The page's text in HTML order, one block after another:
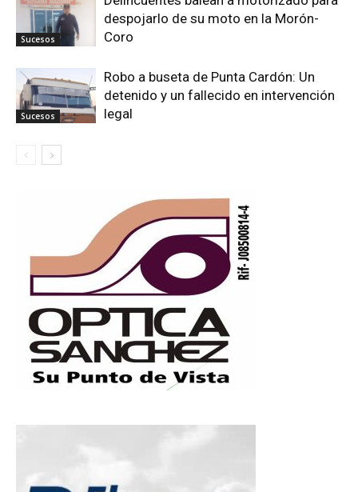
Sucesos
despojarlo de su moto en la Morón-
Coro
Sucesos
Robo a buseta de Punta Cardón: Un
detenido y un fallecido en intervención
legal